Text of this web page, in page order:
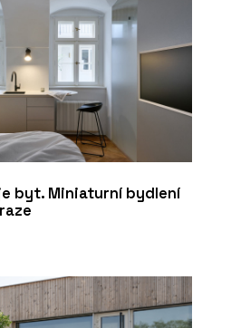
byt. Miniaturní bydlení